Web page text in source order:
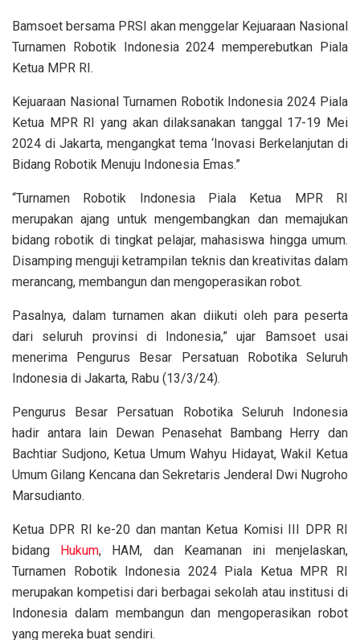
Bamsoet bersama PRSI akan menggelar Kejuaraan Nasional
Turnamen Robotik Indonesia 2024 memperebutkan Piala
Ketua MPR RI.
Kejuaraan Nasional Turnamen Robotik Indonesia 2024 Piala
Ketua MPR RI yang akan dilaksanakan tanggal 17-19 Mei
2024 di Jakarta, mengangkat tema ‘Inovasi Berkelanjutan di
Bidang Robotik Menuju Indonesia Emas.”
“Turnamen Robotik Indonesia Piala Ketua MPR RI
merupakan ajang untuk mengembangkan dan memajukan
bidang robotik di tingkat pelajar, mahasiswa hingga umum.
Disamping menguji ketrampilan teknis dan kreativitas dalam
merancang, membangun dan mengoperasikan robot.
Pasalnya, dalam turnamen akan diikuti oleh para peserta
dari seluruh provinsi di Indonesia,” ujar Bamsoet usai
menerima Pengurus Besar Persatuan Robotika Seluruh
Indonesia di Jakarta, Rabu (13/3/24).
Pengurus Besar Persatuan Robotika Seluruh Indonesia
hadir antara lain Dewan Penasehat Bambang Herry dan
Bachtiar Sudjono, Ketua Umum Wahyu Hidayat, Wakil Ketua
Umum Gilang Kencana dan Sekretaris Jenderal Dwi Nugroho
Marsudianto.
Ketua DPR RI ke-20 dan mantan Ketua Komisi III DPR RI
bidang Hukum, HAM, dan Keamanan ini menjelaskan,
Turnamen Robotik Indonesia 2024 Piala Ketua MPR RI
merupakan kompetisi dari berbagai sekolah atau institusi di
Indonesia dalam membangun dan mengoperasikan robot
yang mereka buat sendiri.